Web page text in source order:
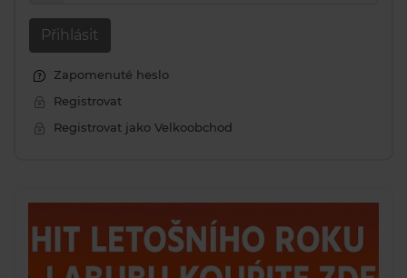
Přihlásit
Zapomenuté heslo
Registrovat
Registrovat jako Velkoobchod